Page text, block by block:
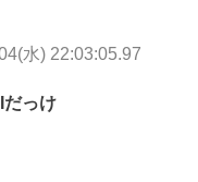
水) 22:03:05.97
だっけ